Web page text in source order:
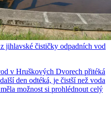
čističky odpadních vod
v Hruškových Dvorech přitéká
den odtéká, je čistší než voda
možnost si prohlédnout celý